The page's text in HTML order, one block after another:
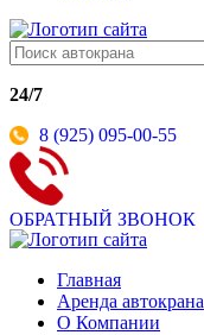
24/7
8 (925) 095-00-55
ОБРАТНЫЙ ЗВОНОК
Главная
Аренда автокрана
О Компании